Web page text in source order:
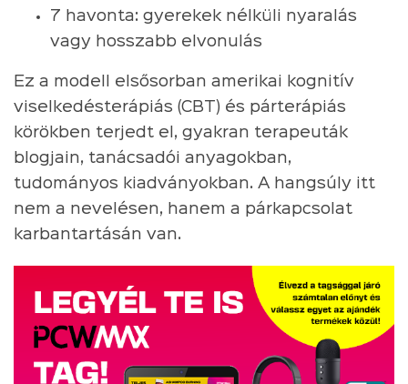
7 havonta: gyerekek nélküli nyaralás
vagy hosszabb elvonulás
Ez a modell elsősorban amerikai kognitív
viselkedésterápiás (CBT) és párterápiás
körökben terjedt el, gyakran terapeuták
blogjain, tanácsadói anyagokban,
tudományos kiadványokban. A hangsúly itt
nem a nevelésen, hanem a párkapcsolat
karbantartásán van.